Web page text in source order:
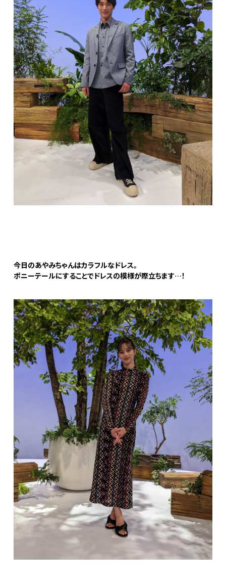
今日のあやみちゃんはカラフルなドレス。
ポニーテールにすることでドレスの模様が際立ちます…！